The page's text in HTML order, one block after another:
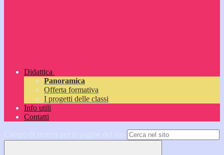
Didattica
Panoramica
Offerta formativa
I progetti delle classi
Info utili
Contatti